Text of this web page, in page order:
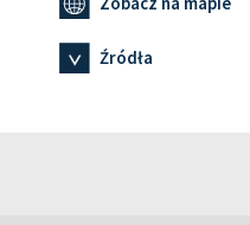
Źródła